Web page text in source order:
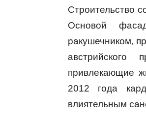
Строительство
Основой
ракушечником,
австрийского
привлекающие
2012 года
влиятельным